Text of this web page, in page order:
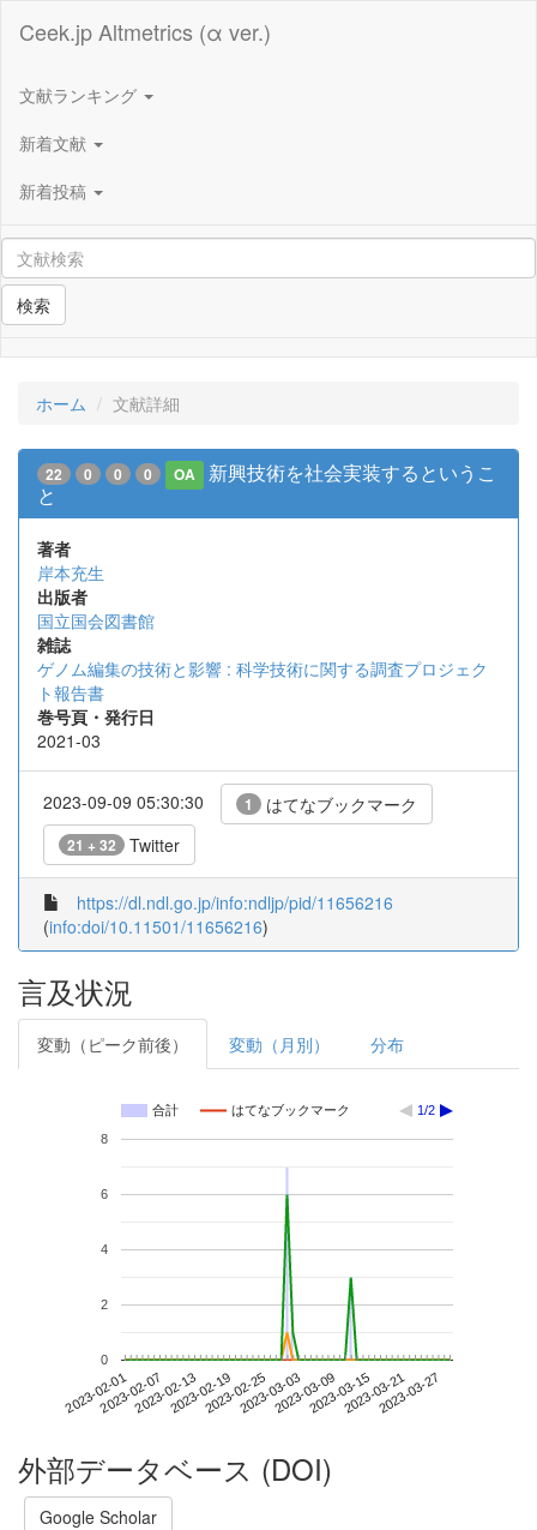
Ceek.jp Altmetrics (α ver.)
文献ランキング
新着文献
新着投稿
検索
ホーム 文献詳細
22 0 0 0 OA
新興技術を社会実装するというこ
と
著者
岸本充生
出版者
国立国会図書館
雑誌
ゲノム編集の技術と影響 : 科学技術に関する調査プロジェク
ト報告書
巻号頁・発行日
2021-03
2023-09-09 05:30:30 1 はてなブックマーク
21 + 32 Twitter
https://dl.ndl.go.jp/info:ndljp/pid/11656216
(info:doi/10.11501/11656216)
言及状況
変動（ピーク前後） 変動（月別） 分布
合計 はてなブックマーク 1/2
2023-02-012023-02-072023-02-132023-02-192023-02-252023-03-032023-03-092023-03-152023-03-212023-03-27
0
2
4
6
8
外部データベース (DOI)
Google Scholar